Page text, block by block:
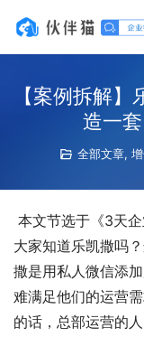
【案例拆解
造一
全部文章,
本文节选于《3天
大家知道乐凯撒吗
撒是用私人微信添
难满足他们的运营
的话，总部运营的